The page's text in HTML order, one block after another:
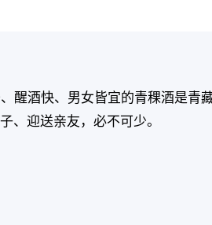
醒酒快、男女皆宜的青稞酒是青
、迎送亲友，必不可少。